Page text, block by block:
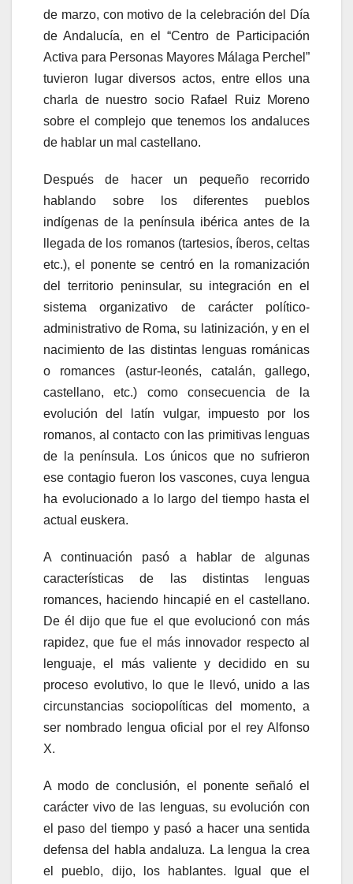
de marzo, con motivo de la celebración del Día
de Andalucía, en el “Centro de Participación
Activa para Personas Mayores Málaga Perchel”
tuvieron lugar diversos actos, entre ellos una
charla de nuestro socio Rafael Ruiz Moreno
sobre el complejo que tenemos los andaluces
de hablar un mal castellano.
Después de hacer un pequeño recorrido
hablando sobre los diferentes pueblos
indígenas de la península ibérica antes de la
llegada de los romanos (tartesios, íberos, celtas
etc.), el ponente se centró en la romanización
del territorio peninsular, su integración en el
sistema organizativo de carácter político-
administrativo de Roma, su latinización, y en el
nacimiento de las distintas lenguas románicas
o romances (astur-leonés, catalán, gallego,
castellano, etc.) como consecuencia de la
evolución del latín vulgar, impuesto por los
romanos, al contacto con las primitivas lenguas
de la península. Los únicos que no sufrieron
ese contagio fueron los vascones, cuya lengua
ha evolucionado a lo largo del tiempo hasta el
actual euskera.
A continuación pasó a hablar de algunas
características de las distintas lenguas
romances, haciendo hincapié en el castellano.
De él dijo que fue el que evolucionó con más
rapidez, que fue el más innovador respecto al
lenguaje, el más valiente y decidido en su
proceso evolutivo, lo que le llevó, unido a las
circunstancias sociopolíticas del momento, a
ser nombrado lengua oficial por el rey Alfonso
X.
A modo de conclusión, el ponente señaló el
carácter vivo de las lenguas, su evolución con
el paso del tiempo y pasó a hacer una sentida
defensa del habla andaluza. La lengua la crea
el pueblo, dijo, los hablantes. Igual que el